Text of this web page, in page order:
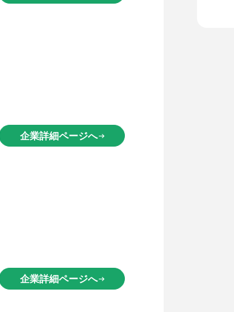
企業詳細ページへarrow_right_alt
企業詳細ページへarrow_right_alt